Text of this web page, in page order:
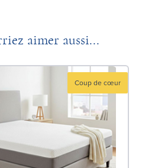
aimer aussi...
Coup de cœur